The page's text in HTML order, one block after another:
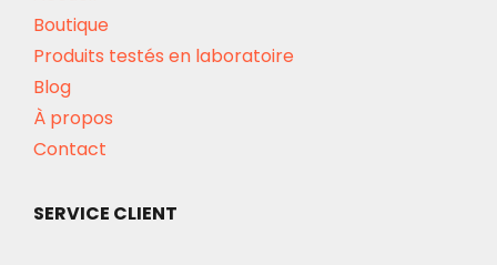
Boutique
Produits testés en laboratoire
Blog
À propos
Contact
SERVICE CLIENT